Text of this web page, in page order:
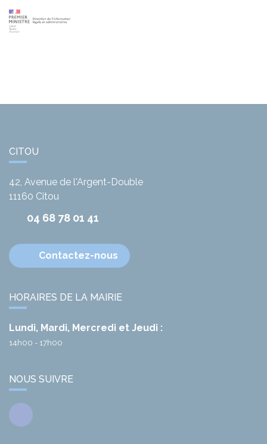
CITOU
42, Avenue de l'Argent-Double
11160 Citou
04 68 78 01 41
Contactez-nous
HORAIRES DE LA MAIRIE
Lundi, Mardi, Mercredi et Jeudi :
14h00 - 17h00
NOUS SUIVRE
Facebook